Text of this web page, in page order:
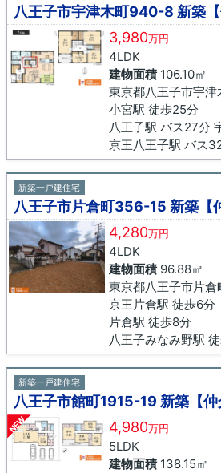
3,980万円
4LDK
建物面積106.10㎡
東京都八王子市宇津
小宮駅 徒歩25分
八王子駅 バス27分
新築一戸建住宅
4,280万円
4LDK
建物面積96.88㎡
東京都八王子市片倉
京王片倉駅 徒歩6分
片倉駅 徒歩8分
八王子みなみ野駅
新築一戸建住宅
NEW 4,980万円
5LDK
建物面積138.15㎡